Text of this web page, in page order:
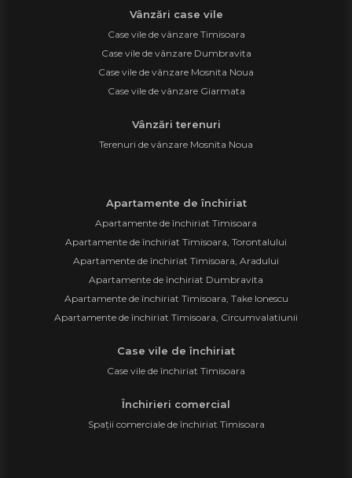
Vânzări case vile
Case vile de vânzare Timisoara
Case vile de vânzare Dumbravita
Case vile de vânzare Mosnita Noua
Case vile de vânzare Giarmata
Vânzări terenuri
Terenuri de vânzare Mosnita Noua
Apartamente de închiriat
Apartamente de închiriat Timisoara
Apartamente de închiriat Timisoara, Torontalului
Apartamente de închiriat Timisoara, Aradului
Apartamente de închiriat Dumbravita
Apartamente de închiriat Timisoara, Take Ionescu
Apartamente de închiriat Timisoara, Circumvalatiunii
Case vile de închiriat
Case vile de închiriat Timisoara
Închirieri comercial
Spații comerciale de închiriat Timisoara